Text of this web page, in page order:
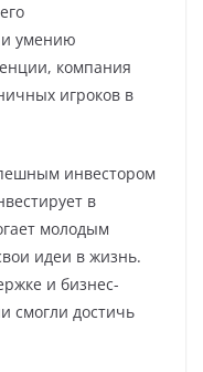
и умению
компания
игроков в
инвестором
в
молодым
идеи в жизнь.
и бизнес-
смогли достичь